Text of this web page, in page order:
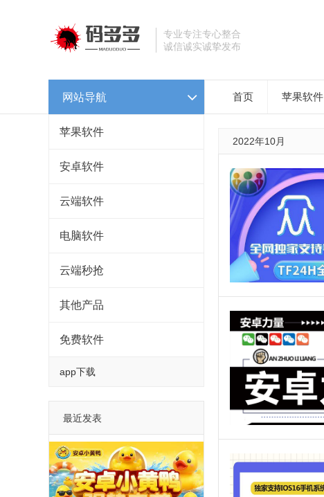
专业专注专心整合
诚信诚实诚挚发布
网站导航
苹果软件
安卓软件
云端软件
电脑软件
云端秒抢
其他产品
免费软件
app下载
最近发表
首页 苹果软件
2022年10月